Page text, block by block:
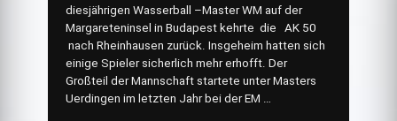
diesjährigen Wasserball –Master WM auf der
Margareteninsel in Budapest kehrte die AK 50
nach Rheinhausen zurück. Insgeheim hatten sich
einige Spieler sicherlich mehr erhofft. Der
Großteil der Mannschaft startete unter Masters
Uerdingen im letzten Jahr bei der EM …